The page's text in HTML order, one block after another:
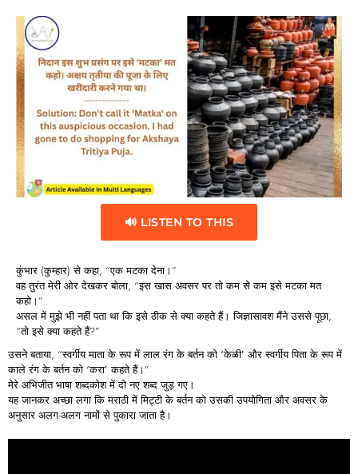
🔊 LISTEN TO THIS
कुंभार (कुम्हार) से कहा, “एक मटका देना।”
वह तुरंत मेरी ओर देखकर बोला, “इस खास अवसर पर तो कम से कम इसे मटका मत
कहो।”
असल में मुझे भी नहीं पता था कि इसे ठीक से क्या कहते हैं। जिज्ञासावश मैंने उससे पूछा,
“तो इसे क्या कहते हैं?”
उसने बताया, “स्वर्गीय माता के रूप में लाल रंग के बर्तन को ‘केळी’ और स्वर्गीय पिता के रूप में
काले रंग के बर्तन को ‘करा’ कहते हैं।”
मेरे अभिजीतभाषाशब्दकोशमें दो नए शब्द जुड़ गए।
यह जानकर अच्छा लगा कि मराठी में मिट्टी के बर्तन को उसकी उपयोगिता और अवसर के
अनुसार अलग-अलग नामों से पुकारा जाता है।